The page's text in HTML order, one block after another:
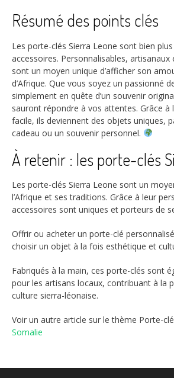
Résumé des points clés
Les porte-clés Sierra Leone sont bien
accessoires. Personnalisables, artisanaux
sont un moyen unique d’afficher son
d’Afrique. Que vous soyez un passionné
simplement en quête d’un souvenir
sauront répondre à vos attentes. Grâce à
facile, ils deviennent des objets uniques,
cadeau ou un souvenir personnel.
À retenir : les porte-clés
Les porte-clés Sierra Leone sont un
l’Afrique et ses traditions. Grâce à leur
accessoires sont uniques et porteurs de
Offrir ou acheter un porte-clé
choisir un objet à la fois esthétique et
Fabriqués à la main, ces porte-clés sont
pour les artisans locaux, contribuant à la
culture sierra-léonaise.
Voir un autre article sur le thème Porte-
Somalie